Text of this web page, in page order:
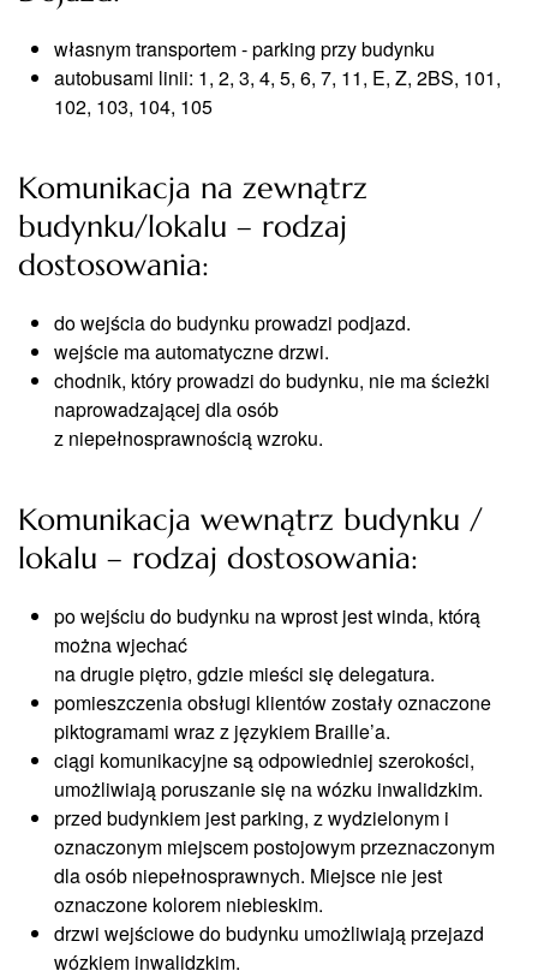
własnym transportem - parking przy budynku
autobusami linii: 1, 2, 3, 4, 5, 6, 7, 11, E, Z, 2BS, 101,
102, 103, 104, 105
Komunikacja na zewnątrz
budynku/lokalu – rodzaj
dostosowania:
do wejścia do budynku prowadzi podjazd.
wejście ma automatyczne drzwi.
chodnik, który prowadzi do budynku, nie ma ścieżki
naprowadzającej dla osób
z niepełnosprawnością wzroku.
Komunikacja wewnątrz budynku /
lokalu – rodzaj dostosowania:
po wejściu do budynku na wprost jest winda, którą
można wjechać
na drugie piętro, gdzie mieści się delegatura.
pomieszczenia obsługi klientów zostały oznaczone
piktogramami wraz z językiem Braille’a.
ciągi komunikacyjne są odpowiedniej szerokości,
umożliwiają poruszanie się na wózku inwalidzkim.
przed budynkiem jest parking, z wydzielonym i
oznaczonym miejscem postojowym przeznaczonym
dla osób niepełnosprawnych. Miejsce nie jest
oznaczone kolorem niebieskim.
drzwi wejściowe do budynku umożliwiają przejazd
wózkiem inwalidzkim.